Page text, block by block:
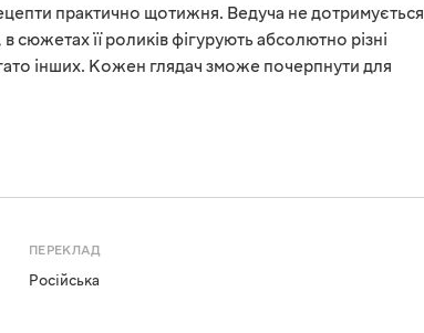
практично щотижня. Ведуча не дотримується
в сюжетах її роликів фігурують абсолютно різні
інших. Кожен глядач зможе почерпнути для
ПЕРЕКЛАД
Російська